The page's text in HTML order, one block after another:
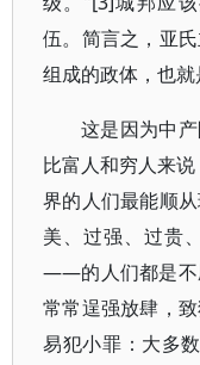
伍。简言之，亚
组成的政体，也就
这是因为中
比富人和穷人来
界的人们最能顺
美、过强、过贵
——的人们都是不
常常逞强放肆，
易犯小罪：大多